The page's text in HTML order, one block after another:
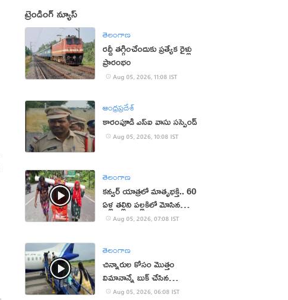
ట్రెండింగ్ న్యూస్
తెలంగాణ
రద్దీ తగ్గించేందుకు ప్రత్యేక రైళ్లు
ప్రారంభం
Aug 05, 2026, 11:08 IST
ఆంధ్రప్రదేశ్
కారంపూడి ఎస్ఐ వాసు స‌స్పెండ్‌
Aug 05, 2026, 10:08 IST
తెలంగాణ
కన్వర్ యాత్రలో మాతృభక్తి.. 60
ఏళ్ల తల్లిని పల్లకిలో మోసిన
కొడుకు, కోడలు!
Aug 05, 2026, 07:08 IST
తెలంగాణ
చిన్నారుల కోసం మొత్తం
విమానాన్నే బుక్ చేసిన
యూట్యూబర్
Aug 05, 2026, 06:08 IST